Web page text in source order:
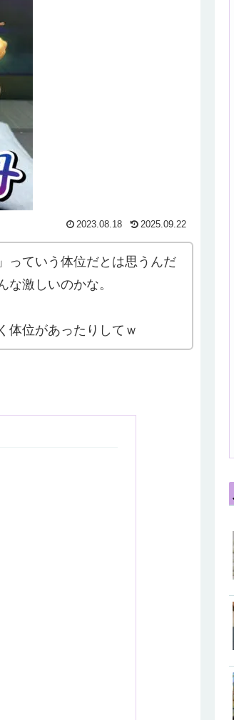
2023.08.18 2025.09.22
っていう体位だとは思うんだ
な激しいのかな。
体位があったりしてｗ